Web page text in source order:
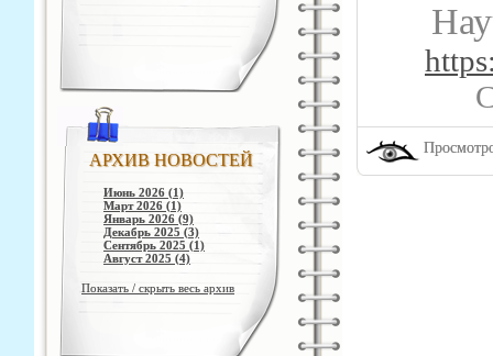
АРХИВ НОВОСТЕЙ
Июнь 2026 (1)
Март 2026 (1)
Январь 2026 (9)
Декабрь 2025 (3)
Сентябрь 2025 (1)
Август 2025 (4)
Показать / скрыть весь архив